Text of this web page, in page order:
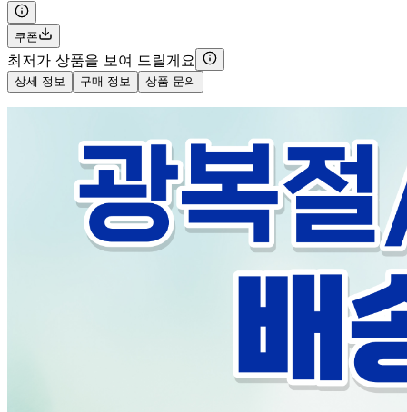
쿠폰
최저가 상품을 보여 드릴게요
상세 정보 구매 정보 상품 문의